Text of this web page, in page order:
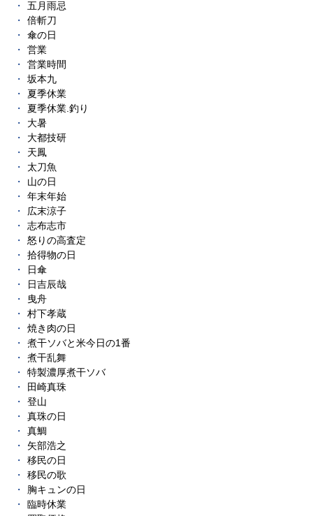
五月雨忌
倍斬刀
傘の日
営業
営業時間
坂本九
夏季休業
夏季休業.釣り
大暑
大都技研
天鳳
太刀魚
山の日
年末年始
広末涼子
志布志市
怒りの高査定
拾得物の日
日傘
日吉辰哉
曳舟
村下孝蔵
焼き肉の日
煮干ソバと米今日の1番
煮干乱舞
特製濃厚煮干ソバ
田崎真珠
登山
真珠の日
真鯛
矢部浩之
移民の日
移民の歌
胸キュンの日
臨時休業